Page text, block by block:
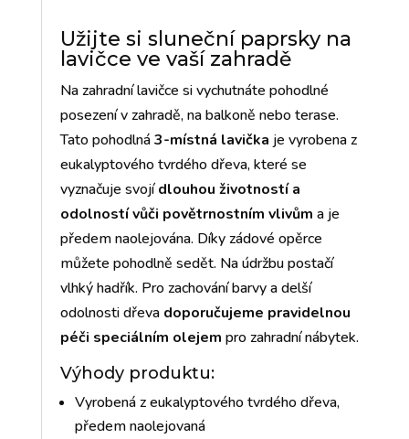
Užijte si sluneční paprsky na
lavičce ve vaší zahradě
Na zahradní lavičce si vychutnáte pohodlné
posezení v zahradě, na balkoně nebo terase.
Tato pohodlná3-místná lavička je vyrobena z
eukalyptového tvrdého dřeva, které se
vyznačuje svojídlouhou životností a
odolností vůči povětrnostním vlivům a je
předem naolejována. Díky zádové opěrce
můžete pohodlně sedět. Na údržbu postačí
vlhký hadřík. Pro zachování barvy a delší
odolnosti dřeva doporučujeme pravidelnou
péči speciálním olejem pro zahradní nábytek.
Výhody produktu:
Vyrobená z eukalyptového tvrdého dřeva,
předem naolejovaná